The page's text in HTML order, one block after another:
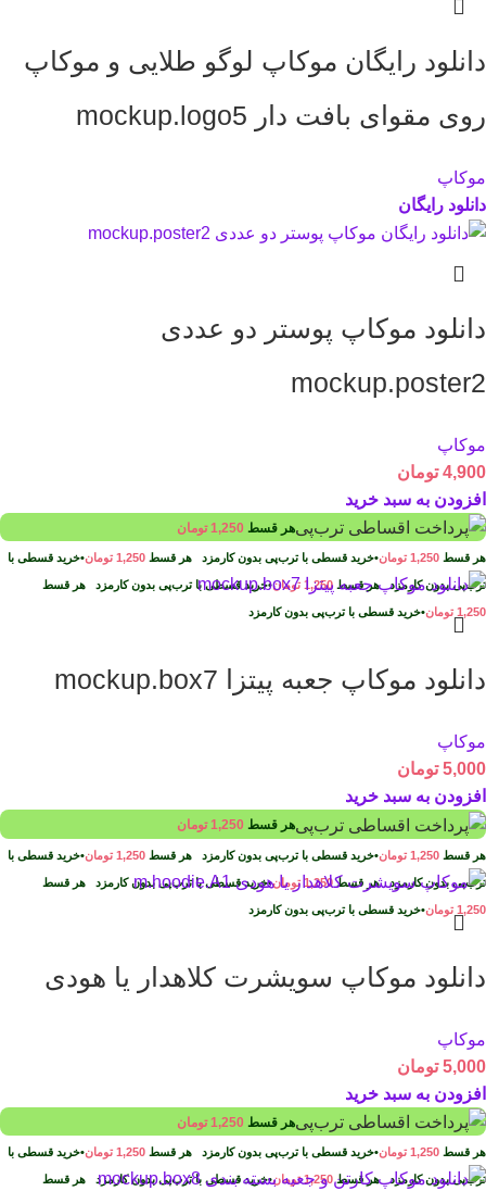
دانلود رایگان موکاپ لوگو طلایی و موکاپ
روی مقوای بافت دار mockup.logo5
موکاپ
دانلود رایگان
دانلود موکاپ پوستر دو عددی
mockup.poster2
موکاپ
4,900 تومان
افزودن به سبد خرید
هر قسط 1,250 تومان
هر قسط 1,250 تومان•خرید قسطی با ترب‌پی بدون کارمزد هر قسط 1,250 تومان•خرید قسطی با
ترب‌پی بدون کارمزدهر قسط 1,250 تومان•خرید قسطی با ترب‌پی بدون کارمزد هر قسط
1,250 تومان•خرید قسطی با ترب‌پی بدون کارمزد
دانلود موکاپ جعبه پیتزا mockup.box7
موکاپ
5,000 تومان
افزودن به سبد خرید
هر قسط 1,250 تومان
هر قسط 1,250 تومان•خرید قسطی با ترب‌پی بدون کارمزد هر قسط 1,250 تومان•خرید قسطی با
ترب‌پی بدون کارمزدهر قسط1,250 تومان•خرید قسطی با ترب‌پی بدون کارمزد هر قسط
1,250 تومان•خرید قسطی با ترب‌پی بدون کارمزد
دانلود موکاپ سویشرت کلاهدار یا هودی
موکاپ
5,000 تومان
افزودن به سبد خرید
هر قسط 1,250 تومان
هر قسط 1,250 تومان•خرید قسطی با ترب‌پی بدون کارمزد هر قسط 1,250 تومان•خرید قسطی با
ترب‌پی بدون کارمزدهر قسط1,250 تومان•خرید قسطی با ترب‌پی بدون کارمزد هر قسط